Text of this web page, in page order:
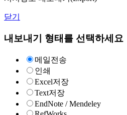
닫기
내보내기 형태를 선택하세요
메일전송
인쇄
Excel저장
Text저장
EndNote / Mendeley